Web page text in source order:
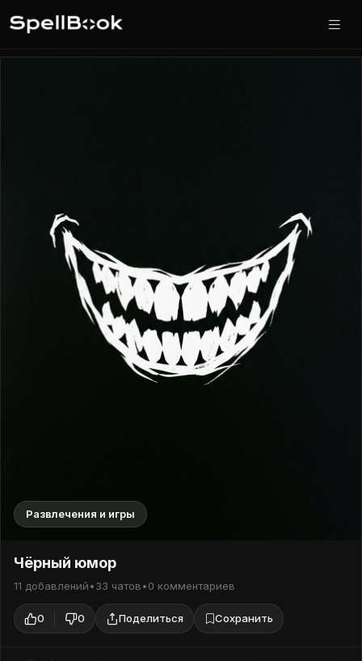
Развлечения и игры
Чёрный юмор
11 добавлений•33 чатов•0 комментариев
0 0 Поделиться Сохранить